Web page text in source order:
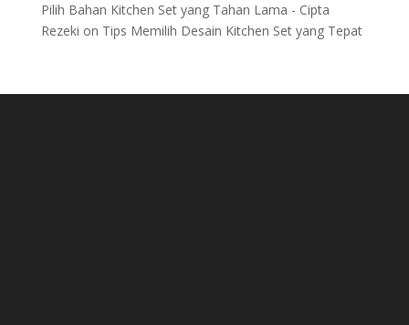
Pilih Bahan Kitchen Set yang Tahan Lama - Cipta
Rezeki on Tips Memilih Desain Kitchen Set yang Tepat